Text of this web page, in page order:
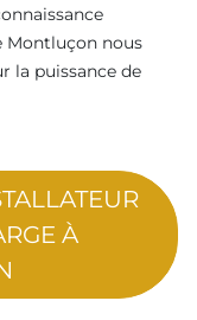
Montluçon nous
la puissance de
À